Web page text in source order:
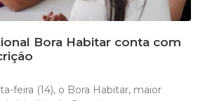
Bora Habitar conta com
feira (14), o Bora Habitar, maior